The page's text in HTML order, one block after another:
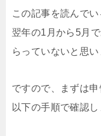
この記事を読んで
翌年の1月から5月
らっていないと思い
ですので、まずは
以下の手順で確認し